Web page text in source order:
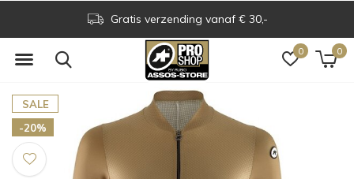
0 0
Assos Boutique op
SALE
-20%